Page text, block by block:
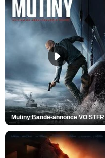
Mutiny Bande-annonce VO STFR